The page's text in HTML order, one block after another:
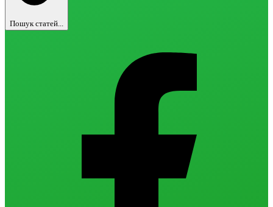
Пошук статей...